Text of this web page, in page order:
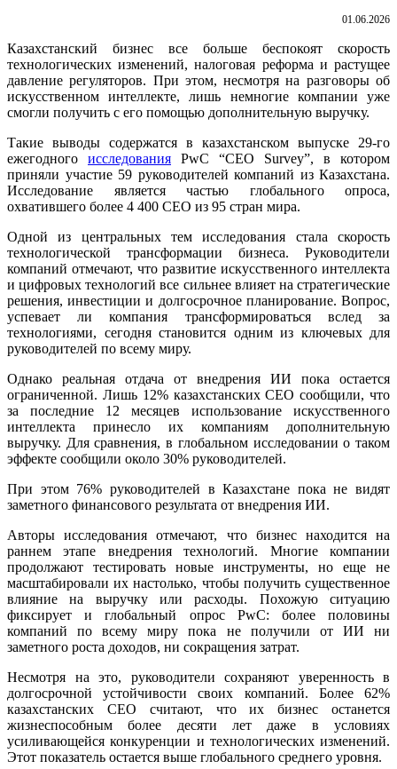
01.06.2026
Казахстанский бизнес все больше беспокоят скорость
технологических изменений, налоговая реформа и растущее
давление регуляторов. При этом, несмотря на разговоры об
искусственном интеллекте, лишь немногие компании уже
смогли получить с его помощью дополнительную выручку.
Такие выводы содержатся в казахстанском выпуске 29-го
ежегодного исследования PwC “CEO Survey”, в котором
приняли участие 59 руководителей компаний из Казахстана.
Исследование является частью глобального опроса,
охватившего более 4 400 CEO из 95 стран мира.
Одной из центральных тем исследования стала скорость
технологической трансформации бизнеса. Руководители
компаний отмечают, что развитие искусственного интеллекта
и цифровых технологий все сильнее влияет на стратегические
решения, инвестиции и долгосрочное планирование. Вопрос,
успевает ли компания трансформироваться вслед за
технологиями, сегодня становится одним из ключевых для
руководителей по всему миру.
Однако реальная отдача от внедрения ИИ пока остается
ограниченной. Лишь 12% казахстанских CEO сообщили, что
за последние 12 месяцев использование искусственного
интеллекта принесло их компаниям дополнительную
выручку. Для сравнения, в глобальном исследовании о таком
эффекте сообщили около 30% руководителей.
При этом 76% руководителей в Казахстане пока не видят
заметного финансового результата от внедрения ИИ.
Авторы исследования отмечают, что бизнес находится на
раннем этапе внедрения технологий. Многие компании
продолжают тестировать новые инструменты, но еще не
масштабировали их настолько, чтобы получить существенное
влияние на выручку или расходы. Похожую ситуацию
фиксирует и глобальный опрос PwC: более половины
компаний по всему миру пока не получили от ИИ ни
заметного роста доходов, ни сокращения затрат.
Несмотря на это, руководители сохраняют уверенность в
долгосрочной устойчивости своих компаний. Более 62%
казахстанских CEO считают, что их бизнес останется
жизнеспособным более десяти лет даже в условиях
усиливающейся конкуренции и технологических изменений.
Этот показатель остается выше глобального среднего уровня.